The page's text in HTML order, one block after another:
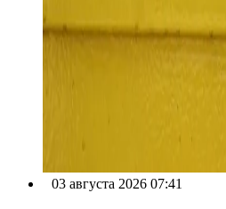
03 августа 2026 07:41